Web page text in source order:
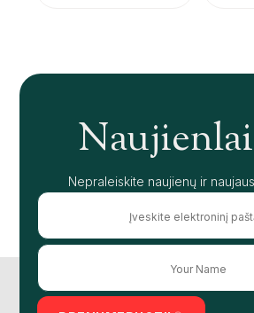
Nepraleiskite naujienų ir